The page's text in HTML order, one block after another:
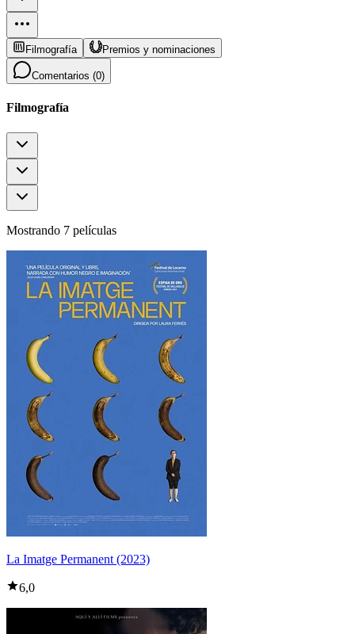
Filmografía Premios y nominaciones
Comentarios (0)
Filmografía
Mostrando 7 películas
La Imatge Permanent (2023)
6,0